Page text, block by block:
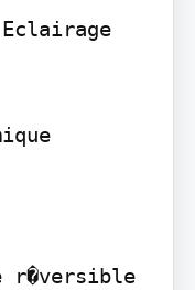
r�versible